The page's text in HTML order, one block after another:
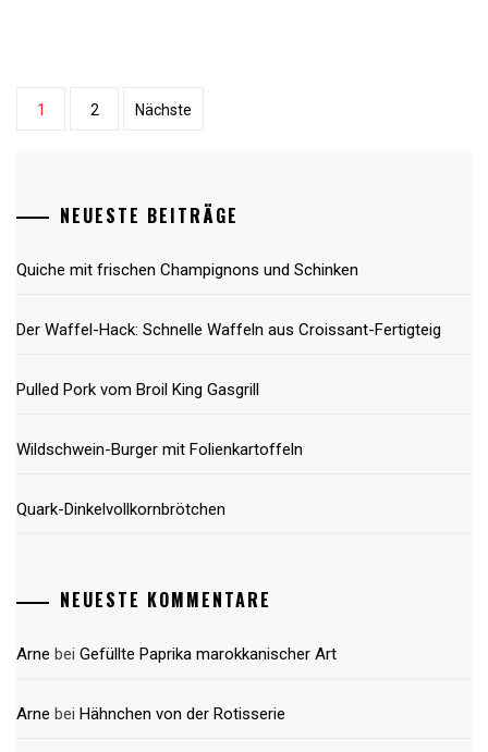
Beitragsnavigation
1 2 Nächste
NEUESTE BEITRÄGE
Quiche mit frischen Champignons und Schinken
Der Waffel-Hack: Schnelle Waffeln aus Croissant-Fertigteig
Pulled Pork vom Broil King Gasgrill
Wildschwein-Burger mit Folienkartoffeln
Quark-Dinkelvollkornbrötchen
NEUESTE KOMMENTARE
Arne bei Gefüllte Paprika marokkanischer Art
Arne bei Hähnchen von der Rotisserie